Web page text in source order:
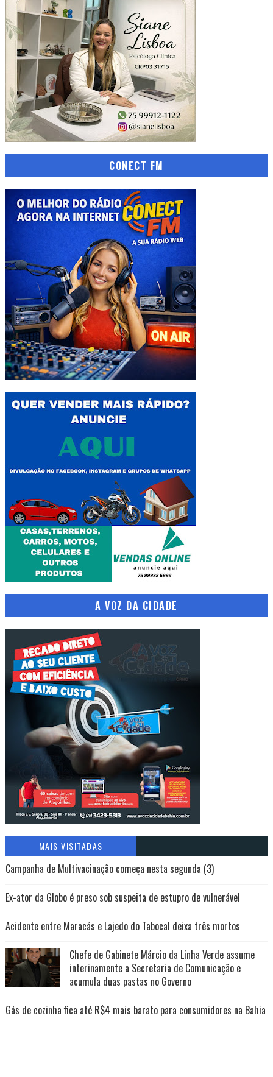
CONECT FM
A VOZ DA CIDADE
MAIS VISITADAS
Campanha de Multivacinação começa nesta segunda (3)
Ex-ator da Globo é preso sob suspeita de estupro de vulnerável
Acidente entre Maracás e Lajedo do Tabocal deixa três mortos
Chefe de Gabinete Márcio da Linha Verde assume
interinamente a Secretaria de Comunicação e
acumula duas pastas no Governo
Gás de cozinha fica até R$4 mais barato para consumidores na Bahia